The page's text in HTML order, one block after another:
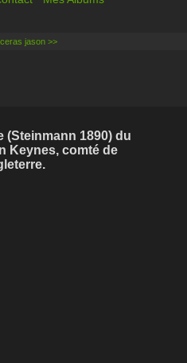
jason >>
(Steinmann 1890) du
Keynes, comté de